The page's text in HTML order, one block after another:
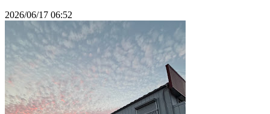
2026/06/17 06:52